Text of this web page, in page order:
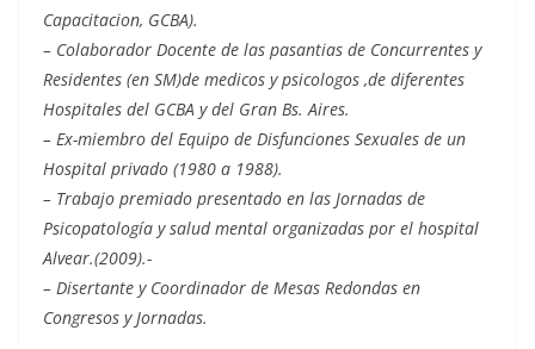
Capacitacion, GCBA).
– Colaborador Docente de las pasantias de Concurrentes y
Residentes (en SM)de medicos y psicologos ,de diferentes
Hospitales del GCBA y del Gran Bs. Aires.
– Ex-miembro del Equipo de Disfunciones Sexuales de un
Hospital privado (1980 a 1988).
– Trabajo premiado presentado en las Jornadas de
Psicopatología y salud mental organizadas por el hospital
Alvear.(2009).-
– Disertante y Coordinador de Mesas Redondas en
Congresos y Jornadas.